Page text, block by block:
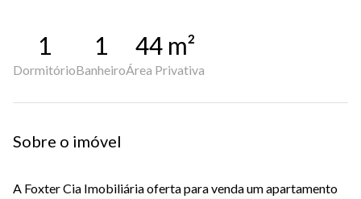
1
Dormitório
1
Banheiro
44 m²
Área Privativa
Sobre o imóvel
A Foxter Cia Imobiliária oferta para venda um apartamento